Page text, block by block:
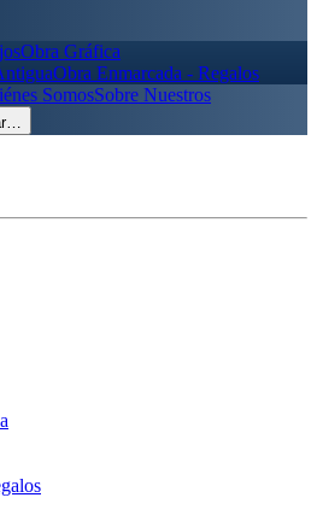
Obra Gráfica
Obra Enmarcada - Regalos
SomosSobre Nuestros
…